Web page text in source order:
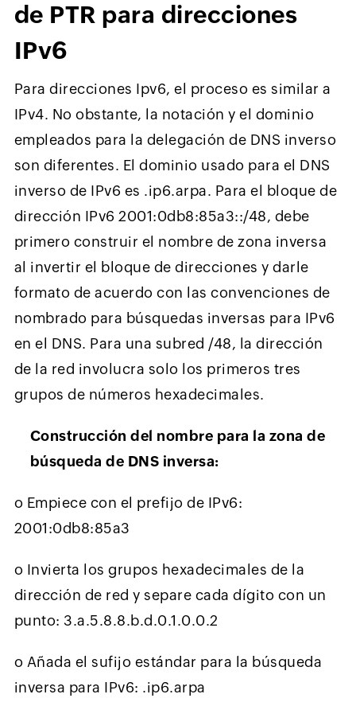
de PTR para direcciones
IPv6
Para direcciones Ipv6, el proceso es similar a
IPv4. No obstante, la notación y el dominio
empleados para la delegación de DNS inverso
son diferentes. El dominio usado para el DNS
inverso de IPv6 es .ip6.arpa. Para el bloque de
dirección IPv6 2001:0db8:85a3::/48, debe
primero construir el nombre de zona inversa
al invertir el bloque de direcciones y darle
formato de acuerdo con las convenciones de
nombrado para búsquedas inversas para IPv6
en el DNS. Para una subred /48, la dirección
de la red involucra solo los primeros tres
grupos de números hexadecimales.
Construcción del nombre para la zona de
búsqueda de DNS inversa:
o Empiece con el prefijo de IPv6:
2001:0db8:85a3
o Invierta los grupos hexadecimales de la
dirección de red y separe cada dígito con un
punto: 3.a.5.8.8.b.d.0.1.0.0.2
o Añada el sufijo estándar para la búsqueda
inversa para IPv6: .ip6.arpa